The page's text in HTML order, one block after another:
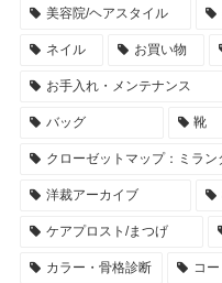
美容院/ヘアスタイル
ネイル お買い物
お手入れ・メンテナンス
バッグ 靴
クローゼットマップ：ミラン
洋裁アーカイブ
ケアプロスト/まつげ
カラー・骨格診断 コー